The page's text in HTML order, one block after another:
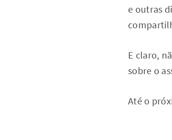
e outras
E claro,
sobre o
Até o